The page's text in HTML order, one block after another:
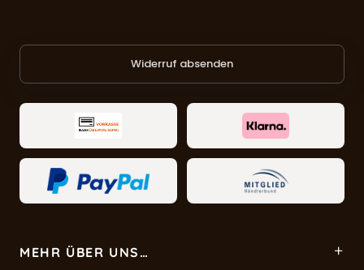
Widerruf absenden
MEHR ÜBER UNS…